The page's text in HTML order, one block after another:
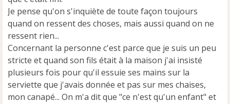
Je pense qu'on s'inquiète de toute façon toujours
quand on ressent des choses, mais aussi quand on ne
ressent rien...
Concernant la personne c'est parce que je suis un peu
stricte et quand son fils était à la maison j'ai insisté
plusieurs fois pour qu'il essuie ses mains sur la
serviette que j'avais donnée et pas sur mes chaises,
mon canapé... On m'a dit que "ce n'est qu'un enfant" et